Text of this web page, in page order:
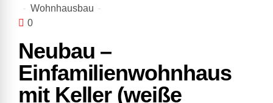
Wohnhausbau
0
Neubau –
Einfamilienwohnhaus
mit Keller (weiße